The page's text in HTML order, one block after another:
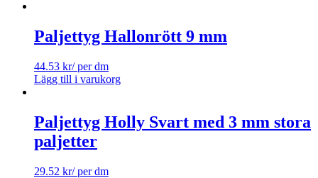
Paljettyg Hallonrött 9 mm
44.53 kr/ per dm
Lägg till i varukorg
Paljettyg Holly Svart med 3 mm stora
paljetter
29.52 kr/ per dm